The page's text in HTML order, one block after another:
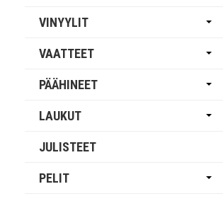
VINYYLIT
VAATTEET
PÄÄHINEET
LAUKUT
JULISTEET
PELIT